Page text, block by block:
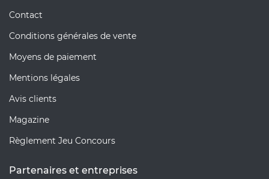
Contact
Conditions générales de vente
Moyens de paiement
Mentions légales
Avis clients
Magazine
Règlement Jeu Concours
Partenaires et entreprises